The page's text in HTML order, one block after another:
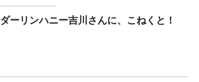
ダーリンハニー吉川さんに、こねくと！